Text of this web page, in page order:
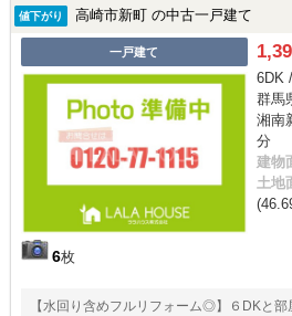
値下がり 高崎市新町 の中古一戸建て
一戸建て
6枚
6DK
群馬
湘南
分
建物
土地
【水回り含めフルリフォーム◎】６DKと